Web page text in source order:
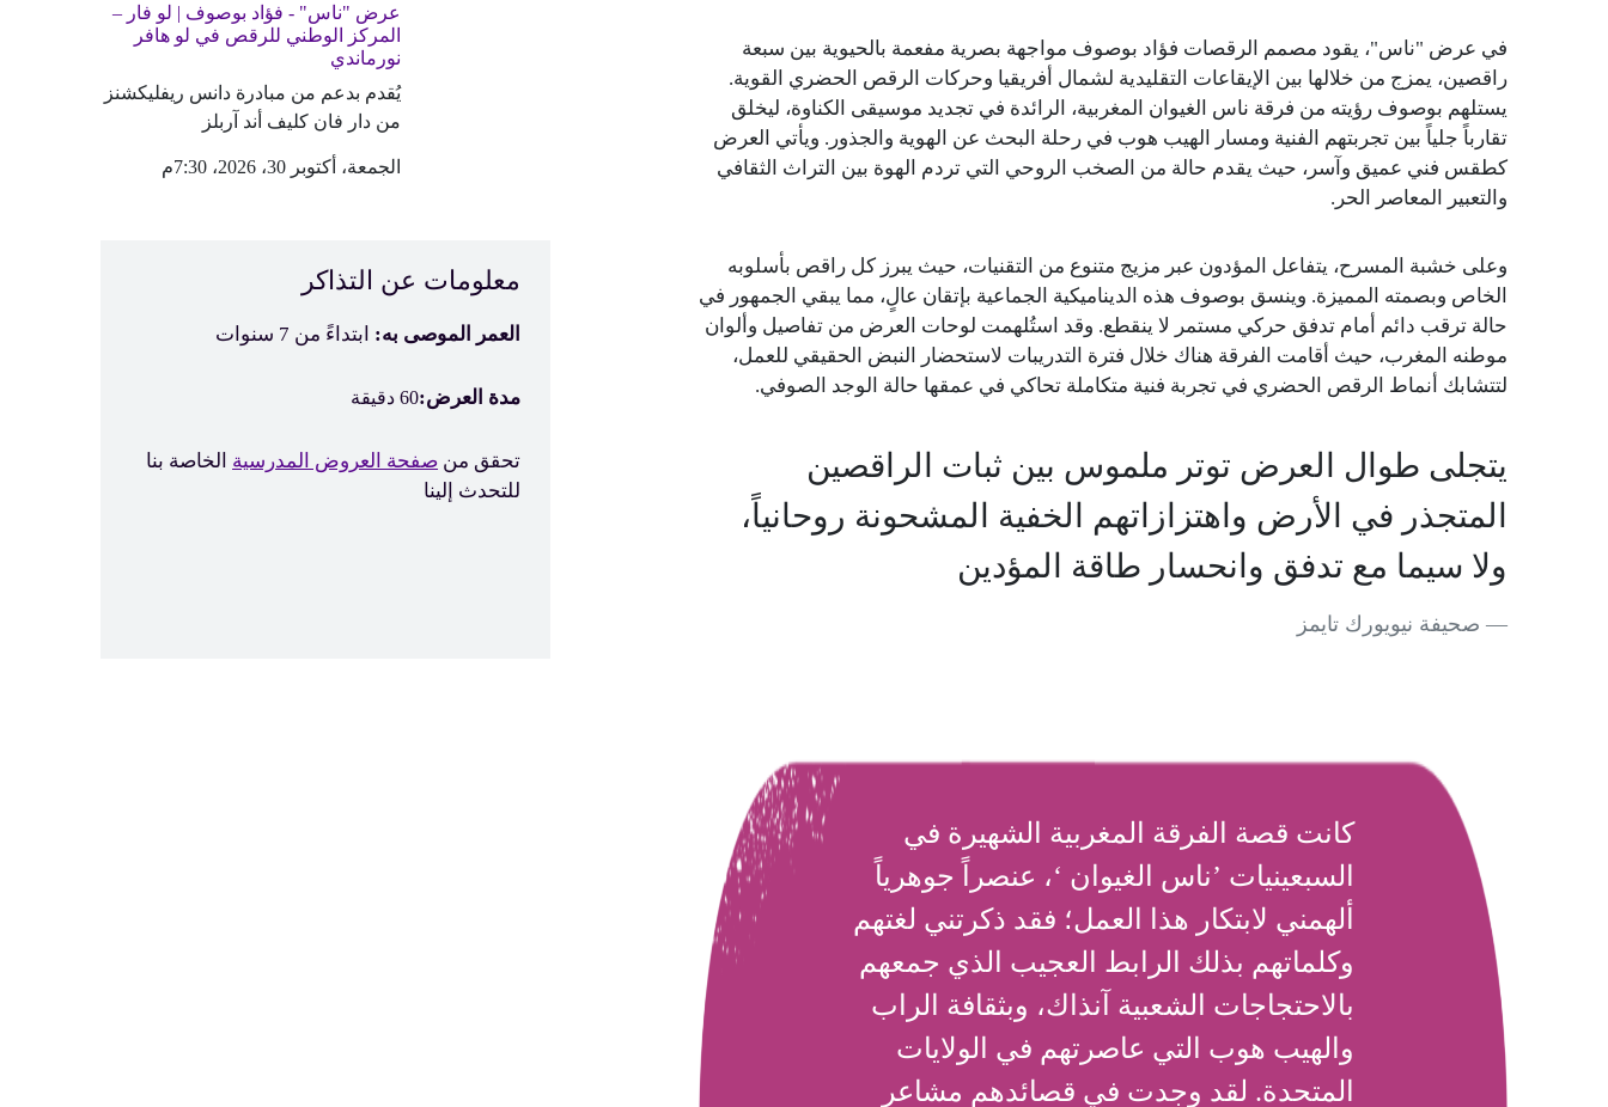
في عرض "ناس"، يقود مصمم الرقصات فؤاد بوصوف مواجهة بصرية مفعمة بالحيوية بين سبعة
راقصين، يمزج من خلالها بين الإيقاعات التقليدية لشمال أفريقيا وحركات الرقص الحضري القوية.
يستلهم بوصوف رؤيته من فرقة ناس الغيوان المغربية، الرائدة في تجديد موسيقى الكناوة، ليخلق
تقارباً جلياً بين تجربتهم الفنية ومسار الهيب هوب في رحلة البحث عن الهوية والجذور. ويأتي العرض
كطقس فني عميق وآسر، حيث يقدم حالة من الصخب الروحي التي تردم الهوة بين التراث الثقافي
والتعبير المعاصر الحر.
وعلى خشبة المسرح، يتفاعل المؤدون عبر مزيج متنوع من التقنيات، حيث يبرز كل راقص بأسلوبه
الخاص وبصمته المميزة. وينسق بوصوف هذه الديناميكية الجماعية بإتقان عالٍ، مما يبقي الجمهور في
حالة ترقب دائم أمام تدفق حركي مستمر لا ينقطع. وقد استُلهمت لوحات العرض من تفاصيل وألوان
موطنه المغرب، حيث أقامت الفرقة هناك خلال فترة التدريبات لاستحضار النبض الحقيقي للعمل،
لتتشابك أنماط الرقص الحضري في تجربة فنية متكاملة تحاكي في عمقها حالة الوجد الصوفي.
يتجلى طوال العرض توتر ملموس بين ثبات الراقصين
المتجذر في الأرض واهتزازاتهم الخفية المشحونة روحانياً،
ولا سيما مع تدفق وانحسار طاقة المؤدين
صحيفة نيويورك تايمز
كانت قصة الفرقة المغربية الشهيرة في
السبعينيات ’ناس الغيوان ‘، عنصراً جوهرياً
ألهمني لابتكار هذا العمل؛ فقد ذكرتني لغتهم
وكلماتهم بذلك الرابط العجيب الذي جمعهم
بالاحتجاجات الشعبية آنذاك، وبثقافة الراب
والهيب هوب التي عاصرتهم في الولايات
المتحدة. لقد وجدت في قصائدهم مشاعر
عرض "ناس" - فؤاد بوصوف | لو فار –
المركز الوطني للرقص في لو هافر
نورماندي
يُقدم بدعم من مبادرة دانس ريفليكشنز
من دار فان كليف أند آربلز
الجمعة، أكتوبر 30، 2026، 7:30م
معلومات عن التذاكر
العمر الموصى به: ابتداءً من 7 سنوات
مدة العرض:60 دقيقة
تحقق من صفحة العروض المدرسية الخاصة بنا
للتحدث إلينا